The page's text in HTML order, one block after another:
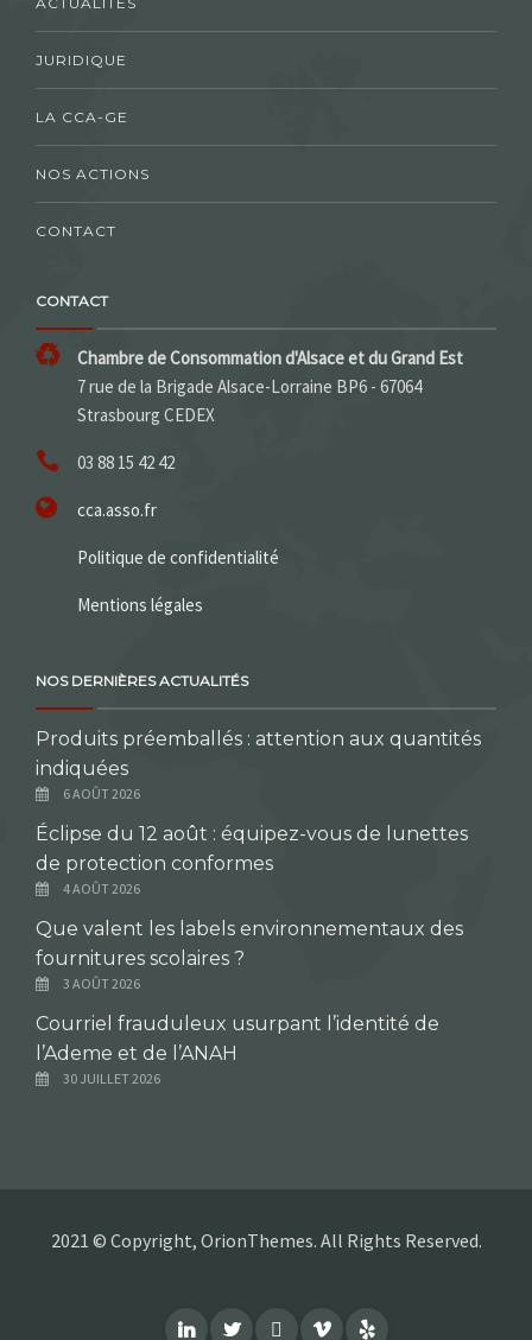
JURIDIQUE
LA CCA-GE
NOS ACTIONS
CONTACT
CONTACT
Chambre de Consommation d'Alsace et du Grand Est
7 rue de la Brigade Alsace-Lorraine BP6 - 67064
Strasbourg CEDEX
03 88 15 42 42
cca.asso.fr
Politique de confidentialité
Mentions légales
NOS DERNIÈRES ACTUALITÉS
Produits préemballés : attention aux quantités
indiquées
6 AOÛT 2026
Éclipse du 12 août : équipez-vous de lunettes
de protection conformes
4 AOÛT 2026
Que valent les labels environnementaux des
fournitures scolaires ?
3 AOÛT 2026
Courriel frauduleux usurpant l’identité de
l’Ademe et de l’ANAH
30 JUILLET 2026
2021 © Copyright, OrionThemes. All Rights Reserved.